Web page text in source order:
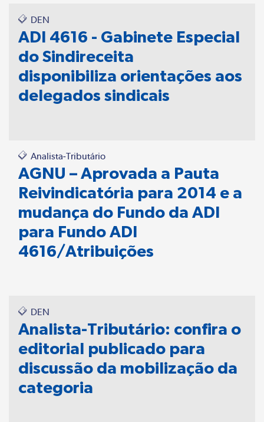
DEN
ADI 4616 - Gabinete Especial
do Sindireceita
disponibiliza orientações aos
delegados sindicais
Analista-Tributário
AGNU – Aprovada a Pauta
Reivindicatória para 2014 e a
mudança do Fundo da ADI
para Fundo ADI
4616/Atribuições
DEN
Analista-Tributário: confira o
editorial publicado para
discussão da mobilização da
categoria